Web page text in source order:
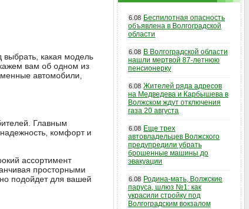
выбрать, какая модель
вам об одном из
автомобили,
Главным
комфорт и
ассортимент
просторными
подойдет для вашей
6.08 Беспилотная опасность
объявлена в Волгоградской
области
6.08 В Волгоградской области
нашли мертвой 87-летнюю
пенсионерку
6.08 Жителей ряда адресов
на Медведева и Карбышева в
Волжском ждут отключения
газа 20 августа
6.08 Еще трех
автовладельцев Волжского
предупредили убрать
брошенные машины до
эвакуации
6.08 Родина-мать, Волжские
паруса, шлюз №1: как
украсили стройку под
Волгоградским вокзалом